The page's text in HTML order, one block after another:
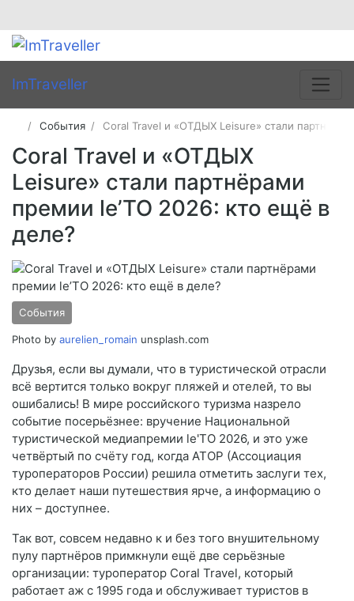
ImTraveller
События Coral Travel и «ОТДЫХ Leisure» стали
Coral Travel и «ОТДЫХ
Leisure» стали партнёрами
премии le’TO 2026: кто ещё в
деле?
События
Photo by aurelien_romain unsplash.com
Друзья, если вы думали, что в туристической отрасли
всё вертится только вокруг пляжей и отелей, то вы
ошибались! В мире российского туризма назрело
событие посерьёзнее: вручение Национальной
туристической медиапремии le'TO 2026, и это уже
четвёртый по счёту год, когда АТОР (Ассоциация
туроператоров России) решила отметить заслуги тех,
кто делает наши путешествия ярче, а информацию о
них – доступнее.
Так вот, совсем недавно к и без того внушительному
пулу партнёров примкнули ещё две серьёзные
организации: туроператор Coral Travel, который
работает аж с 1995 года и обслуживает туристов в